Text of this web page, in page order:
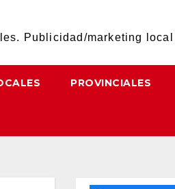
Publicidad/marketing local
PROVINCIALES